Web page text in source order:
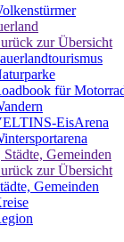
zur Übersicht
für
EisArena
Gemeinden
zur Übersicht
Gemeinden